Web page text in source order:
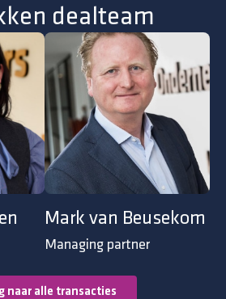
dealteam
Mark van Beusekom
Managing partner
naar alle transacties